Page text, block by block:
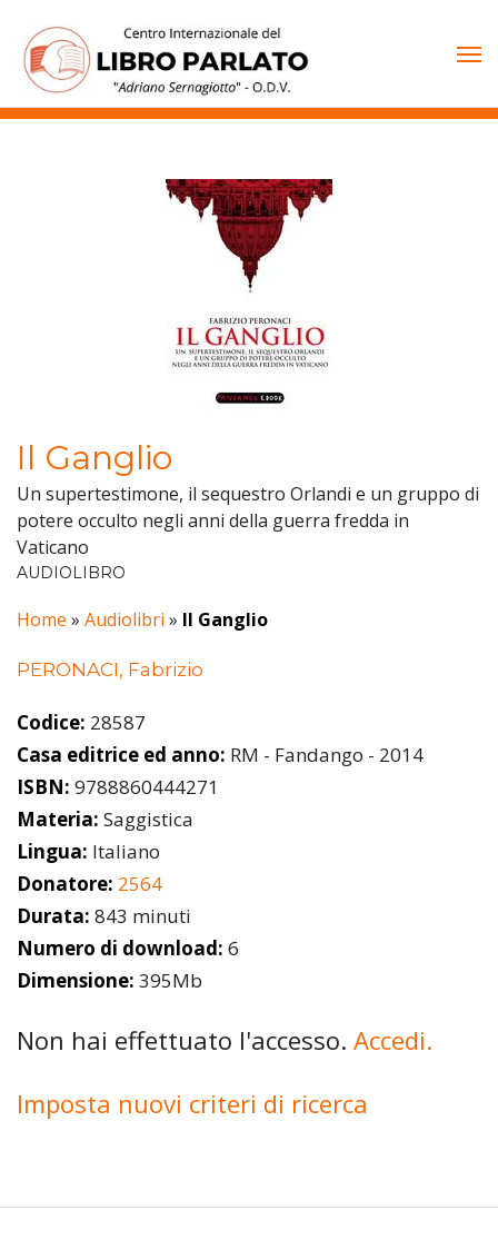
contenuto
Il Ganglio
Un supertestimone, il sequestro Orlandi e un gruppo di
potere occulto negli anni della guerra fredda in
Vaticano
AUDIOLIBRO
Home » Audiolibri » Il Ganglio
PERONACI, Fabrizio
Codice: 28587
Casa editrice ed anno: RM - Fandango - 2014
ISBN: 9788860444271
Materia: Saggistica
Lingua: Italiano
Donatore: 2564
Durata: 843 minuti
Numero di download: 6
Dimensione: 395Mb
Non hai effettuato l'accesso. Accedi.
Imposta nuovi criteri di ricerca